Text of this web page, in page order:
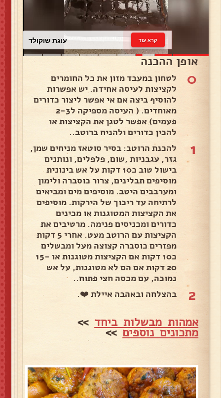
עוגת שוקולד קרא עוד
אופן ההכנה
0
לטחון במעבד מזון את כל החומרים
לקציצות לעיסה אחידה. יש אפשרות
להוסיף ביצה אם אי אפשר ליצור כדורים
מאוחדים. ( העיסה מספיקה ל2-3
פעמים) אפשר לטגן את הקציצות או
להכין כדורים ולהניח ברוטב..
1
להכנת הרוטב: בסיר סוטאז מניחים שמן,
גזר, עגבניות ,שום, פלפלים, ונותנים
בישול טוב כ10 דקות על אש בינונית
מוסיפים תבלינים, צרור כוסברה ולימון
ומערבבים היטב. מוסיפים מים ומביאים
לרתיחה עד ריכוך של הירקות. מוסיפים
את הקציצות המטוגנות או מכינים
כדורים ומכניסים פנימה. מרטיבים את
הקציצות עם הרוטב מעט. אחרי 5 דקות
מפזרים כוסברה קצוצה מעל ומבשלים
כ10 דקות אם הקציצות מטוגנות או 15-
20 דקות אם הם לא מטוגנות, על אש
נמוכה, עם מכסה חצי פתוח..
2 בהצלחה ובאהבה איילת ❤️.
אמהות מבשלות ביחד >>
מתכונים נוספים>>